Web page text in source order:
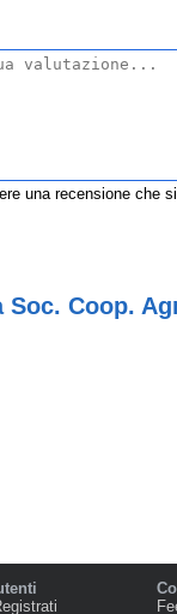
una recensione che
Coop.